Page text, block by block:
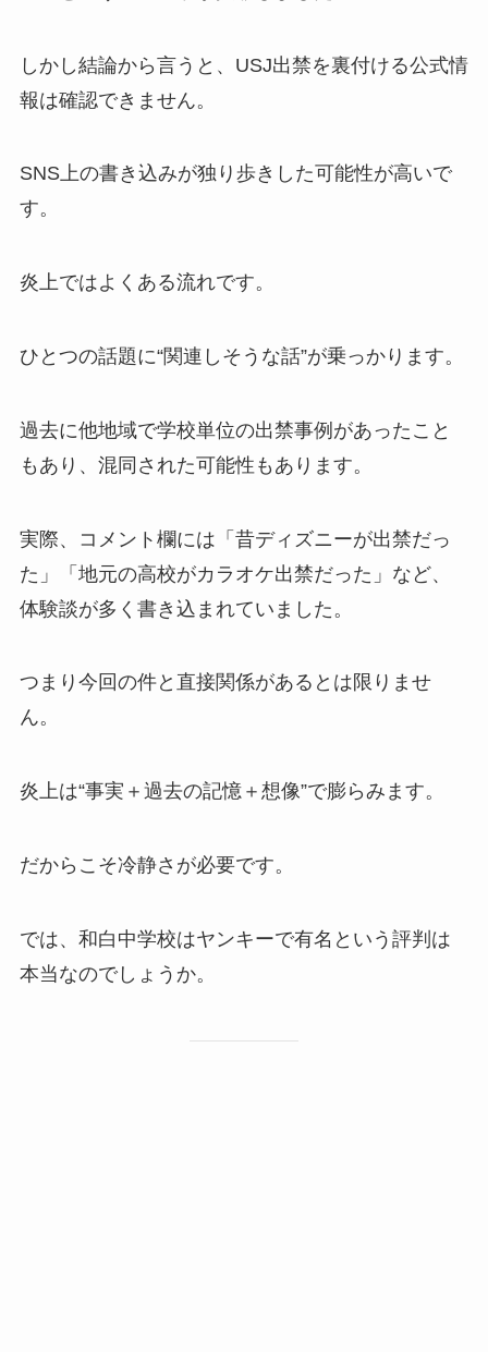
しかし結論から言うと、USJ出禁を裏付ける公式情
報は確認できません。
SNS上の書き込みが独り歩きした可能性が高いで
す。
炎上ではよくある流れです。
ひとつの話題に“関連しそうな話”が乗っかります。
過去に他地域で学校単位の出禁事例があったこと
もあり、混同された可能性もあります。
実際、コメント欄には「昔ディズニーが出禁だっ
た」「地元の高校がカラオケ出禁だった」など、
体験談が多く書き込まれていました。
つまり今回の件と直接関係があるとは限りませ
ん。
炎上は“事実＋過去の記憶＋想像”で膨らみます。
だからこそ冷静さが必要です。
では、和白中学校はヤンキーで有名という評判は
本当なのでしょうか。